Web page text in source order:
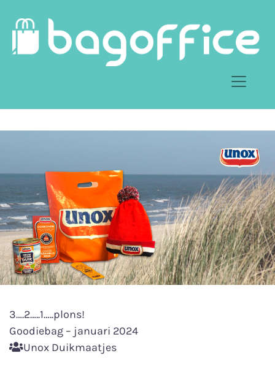
3….2…..1…..plons!
Goodiebag – januari 2024
Unox Duikmaatjes